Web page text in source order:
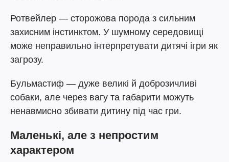
Ротвейлер — сторожова порода з сильним
захисним інстинктом. У шумному середовищі
може неправильно інтерпретувати дитячі ігри як
загрозу.
Бульмастиф — дуже великі й доброзичливі
собаки, але через вагу та габарити можуть
ненавмисно збивати дитину під час гри.
Маленькі, але з непростим
характером